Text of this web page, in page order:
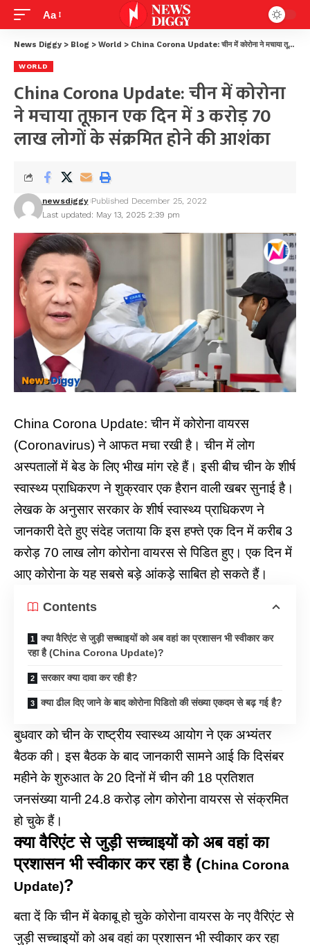
Aa
News Diggy > Blog > World > China Corona Update: चीन में कोरोना ने मचाया तूफ़ान एक दिन में 3 करोड़ 70 लाख लोगों के संक्रमित होने की आशंका
WORLD
China Corona Update: चीन में कोरोना
ने मचाया तूफ़ान एक दिन में 3 करोड़ 70
लाख लोगों के संक्रमित होने की आशंका
Last updated: May 13, 2025 2:39 pm
newsdiggy Published December 25, 2022
China Corona Update: चीन में कोरोना वायरस
(Coronavirus) ने आफत मचा रखी है। चीन में लोग
अस्पतालों में बेड के लिए भीख मांग रहे हैं। इसी बीच चीन के शीर्ष
स्वास्थ्य प्राधिकरण ने शुक्रवार एक हैरान वाली खबर सुनाई है।
लेखक के अनुसार सरकार के शीर्ष स्वास्थ्य प्राधिकरण ने
जानकारी देते हुए संदेह जताया कि इस हफ्ते एक दिन में करीब 3
करोड़ 70 लाख लोग कोरोना वायरस से पिडित हुए। एक दिन में
आए कोरोना के यह सबसे बड़े आंकड़े साबित हो सकते हैं।
Contents
क्या वैरिएंट से जुड़ी सच्चाइयों को अब वहां का प्रशासन भी स्वीकार कर
रहा है (China Corona Update)?
सरकार क्या दावा कर रही है?
क्या ढील दिए जाने के बाद कोरोना पिडितो की संख्या एकदम से बढ़ गई है?
बुधवार को चीन के राष्ट्रीय स्वास्थ्य आयोग ने एक अभ्यंतर
बैठक की। इस बैठक के बाद जानकारी सामने आई कि दिसंबर
महीने के शुरुआत के 20 दिनों में चीन की 18 प्रतिशत
जनसंख्या यानी 24.8 करोड़ लोग कोरोना वायरस से संक्रमित
हो चुके हैं।
क्या वैरिएंट से जुड़ी सच्चाइयों को अब वहां का
प्रशासन भी स्वीकार कर रहा है (China Corona
Update)?
बता दें कि चीन में बेकाबू हो चुके कोरोना वायरस के नए वैरिएंट से
जुड़ी सच्चाइयों को अब वहां का प्रशासन भी स्वीकार कर रहा